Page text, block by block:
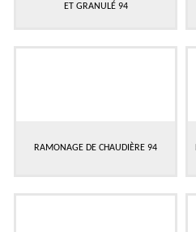
ET GRANULÉ 94
RAMONAGE DE CHAUDIÈRE 94